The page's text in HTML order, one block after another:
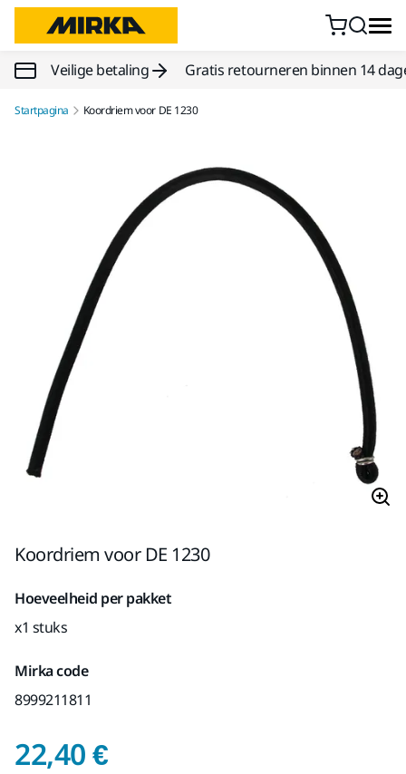
Doorgaan naar inhoud
Veilige betaling Gratis retourneren binnen 14
Startpagina Koordriem voor DE 1230
Koordriem voor DE 1230
Hoeveelheid per pakket
x1 stuks
Mirka code
8999211811
22,40 €Prijs inclusief BTW